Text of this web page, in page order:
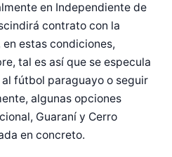
en Independiente de
contrato con la
estas condiciones,
tal es así que se especula
fútbol paraguayo o seguir
algunas opciones
Guaraní y Cerro
en concreto.